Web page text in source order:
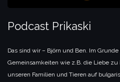
Podcast Prikaski
Das sind wir – Björn und Ben. Im
Gemeinsamkeiten wie z.B. die Liebe
unseren Familien und Tieren auf